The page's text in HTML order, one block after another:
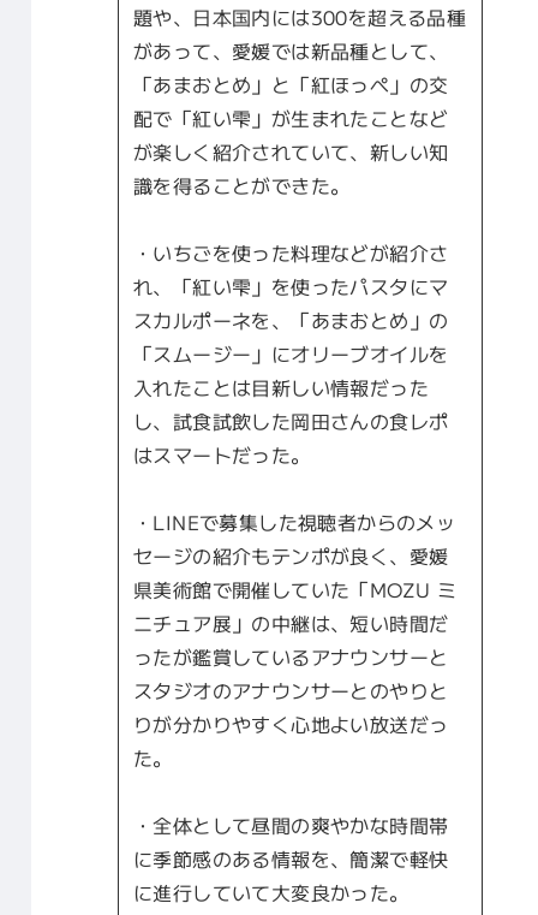
題や、日本国内には300を超える品種
があって、愛媛では新品種として、
「あまおとめ」と「紅ほっぺ」の交
配で「紅い雫」が生まれたことなど
が楽しく紹介されていて、新しい知
識を得ることができた。
・いちごを使った料理などが紹介さ
れ、「紅い雫」を使ったパスタにマ
スカルポーネを、「あまおとめ」の
「スムージー」にオリーブオイルを
入れたことは目新しい情報だった
し、試食試飲した岡田さんの食レポ
はスマートだった。
・LINEで募集した視聴者からのメッ
セージの紹介もテンポが良く、愛媛
県美術館で開催していた「MOZU ミ
ニチュア展」の中継は、短い時間だ
ったが鑑賞しているアナウンサーと
スタジオのアナウンサーとのやりと
りが分かりやすく心地よい放送だっ
た。
・全体として昼間の爽やかな時間帯
に季節感のある情報を、簡潔で軽快
に進行していて大変良かった。